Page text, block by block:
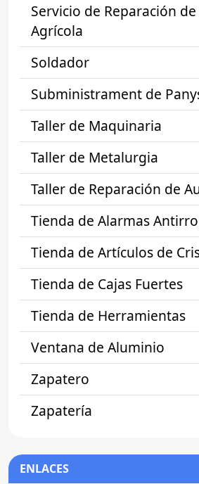
Servicio de Reparación
Agrícola
Soldador
Subministrament de
Taller de Maquinaria
Taller de Metalurgia
Taller de Reparación de
Tienda de Alarmas
Tienda de Artículos de
Tienda de Cajas Fuertes
Tienda de Herramientas
Ventana de Aluminio
Zapatero
Zapatería
ENLACES